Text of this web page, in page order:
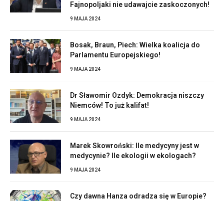
Fajnopoljaki nie udawajcie zaskoczonych!
9 MAJA 2024
Bosak, Braun, Piech: Wielka koalicja do
Parlamentu Europejskiego!
9 MAJA 2024
Dr Sławomir Ozdyk: Demokracja niszczy
Niemców! To już kalifat!
9 MAJA 2024
Marek Skowroński: Ile medycyny jest w
medycynie? Ile ekologii w ekologach?
9 MAJA 2024
Czy dawna Hanza odradza się w Europie?